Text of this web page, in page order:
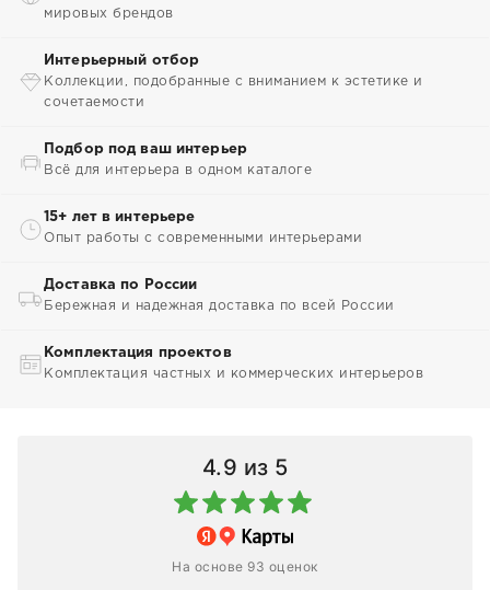
мировых брендов
Интерьерный отбор
Коллекции, подобранные с вниманием к эстетике и
сочетаемости
Подбор под ваш интерьер
Всё для интерьера в одном каталоге
15+ лет в интерьере
Опыт работы с современными интерьерами
Доставка по России
Бережная и надежная доставка по всей России
Комплектация проектов
Комплектация частных и коммерческих интерьеров
4.9 из 5
На основе 93 оценок